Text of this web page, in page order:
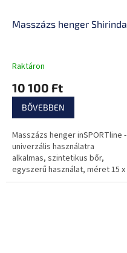
Masszázs henger Shirinda
Raktáron
10 100 Ft
BŐVEBBEN
Masszázs henger inSPORTline -
univerzális használatra
alkalmas, szintetikus bőr,
egyszerű használat, méret 15 x
65 cm, súly 0,54 kg.